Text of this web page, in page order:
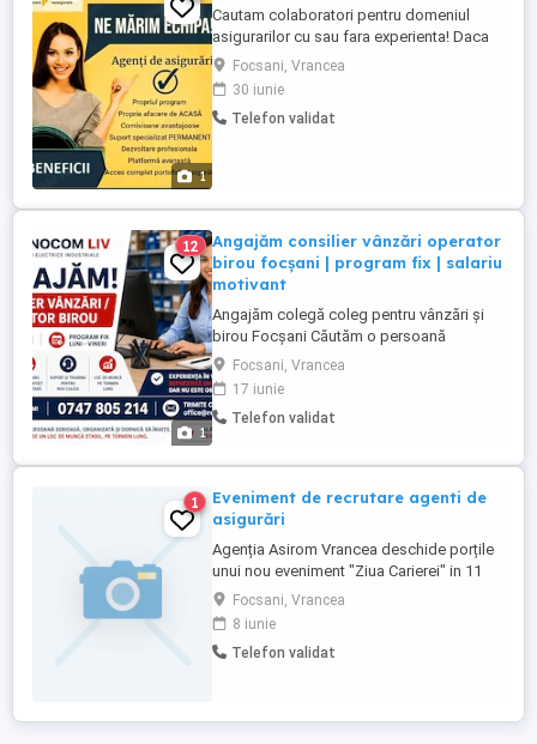
1
Cautam colaboratori pentru domeniul
asigurarilor cu sau fara experienta! Daca
sunteti persoane serioase, ambitioase,
rabdatoare si doriti sa desfasurati o
activitate pe care sa o puteti desfasura
part-time, pe langa oricare alt loc de
Focsani, Vrancea
30 iunie
Telefon validat
1
12
Angajăm consilier vânzări operator
birou focșani | program fix | salariu
motivant
Angajăm colegă coleg pentru vânzări și
birou Focșani Căutăm o persoană
serioasă, organizată și dornică să învețe,
interesată de un loc de muncă stabil pe
termen lung. Experiența în vânzări
reprezintă un avantaj, dar nu este
început. Salariu 3500 5000 lei, ...
Focsani, Vrancea
17 iunie
Telefon validat
1
Eveniment de recrutare agenti de
asigurări
Agenția Asirom Vrancea deschide porțile
unui nou eveniment "Ziua Carierei" in 11
iunie ,între orele 16-17.30 , in str.Republicii
,nr.7(la sediul nostru). Vino din simpla
curiozitate sau chiar din interes pentru a
afla oportunitățile de cariera pe care le
Focsani, Vrancea
8 iunie
Telefon validat